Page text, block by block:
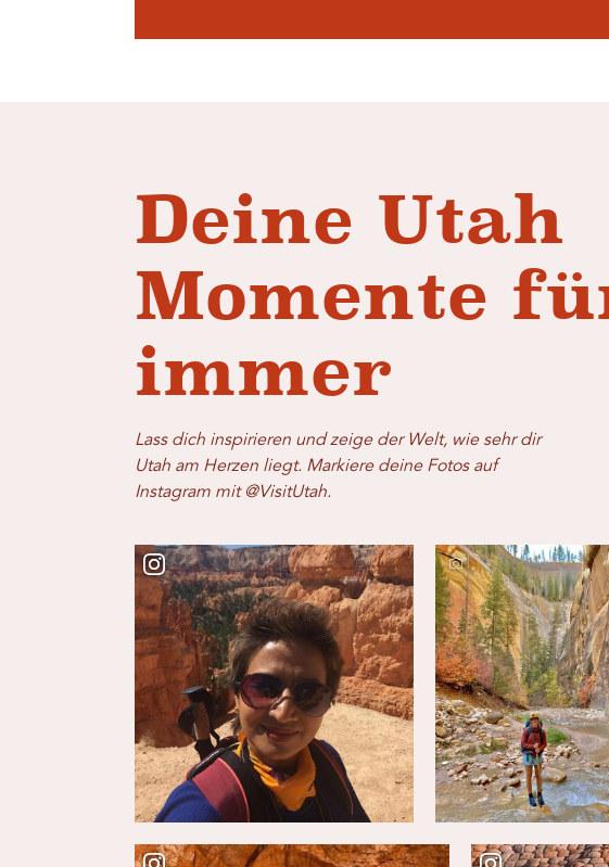
Deine Utah
Momente
immer
Lass dich inspirieren und zeige der Welt, wie sehr dir
Utah am Herzen liegt. Markiere deine Fotos auf
Instagram mit @VisitUtah.